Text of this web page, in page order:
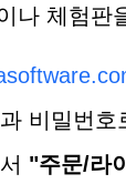
나 체험판
비밀번호
"주문/라